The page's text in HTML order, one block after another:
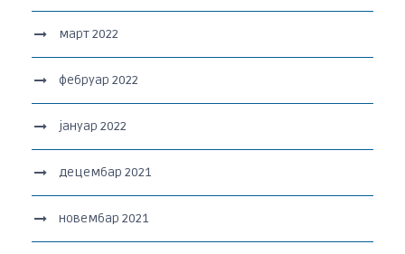
март 2022
фебруар 2022
јануар 2022
децембар 2021
новембар 2021